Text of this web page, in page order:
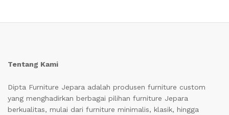
Tentang Kami
Dipta Furniture Jepara adalah produsen furniture custom
yang menghadirkan berbagai pilihan furniture Jepara
berkualitas, mulai dari furniture minimalis, klasik, hingga